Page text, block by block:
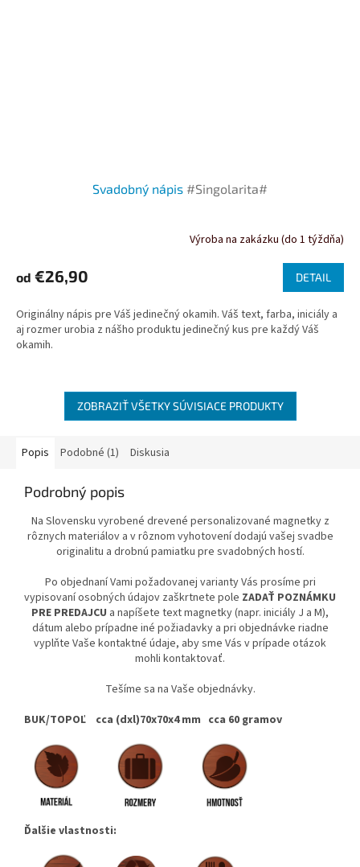
Svadobný nápis #Singolarita#
Výroba na zakázku (do 1 týždňa)
od €26,90 DETAIL
Originálny nápis pre Váš jedinečný okamih. Váš text, farba, iniciály a
aj rozmer urobia z nášho produktu jedinečný kus pre každý Váš
okamih.
ZOBRAZIŤ VŠETKY SÚVISIACE PRODUKTY
Popis Podobné (1) Diskusia
Podrobný popis
Na Slovensku vyrobené drevené personalizované magnetky z
rôznych materiálov a v rôznom vyhotovení dodajú vašej svadbe
originalitu a drobnú pamiatku pre svadobných hostí.
Po objednaní Vami požadovanej varianty Vás prosíme pri
vypisovaní osobných údajov zaškrtnete pole ZADAŤ POZNÁMKU
PRE PREDAJCU a napíšete text magnetky (napr. iniciály J a M),
dátum alebo prípadne iné požiadavky a pri objednávke riadne
vyplňte Vaše kontaktné údaje, aby sme Vás v prípade otázok
mohli kontaktovať.
Tešíme sa na Vaše objednávky.
BUK/TOPOĽ cca (dxl)70x70x4 mm cca 60 gramov
Ďalšie vlastnosti: